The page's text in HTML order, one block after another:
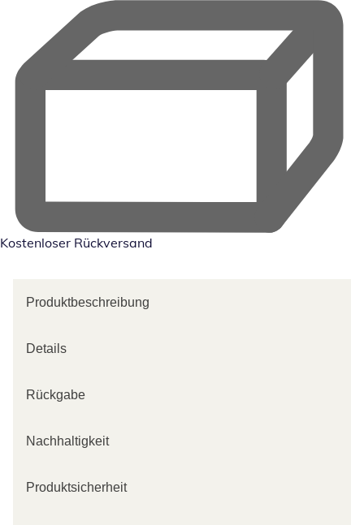
Kostenloser Rückversand
Produktbeschreibung
Details
Rückgabe
Nachhaltigkeit
Produktsicherheit